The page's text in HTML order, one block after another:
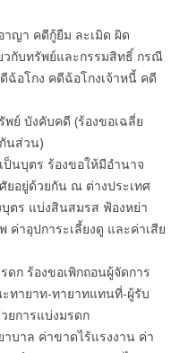
ญา คดีกู้ยืม ละเมิด ผิด
วกับทรัพย์และกรรมสิทธิ์ กรณี
อโกง คดีฉ้อโกงเจ้าหนี้ คดี
ย์ บังคับคดี (ร้องขอเฉลี่ย
นส่วน)
ป็นบุตร ร้องขอให้มีอำนาจ
ยอยู่ด้วยกัน ณ ต่างประเทศ
ตร แบ่งสินสมรส ฟ้องหย่า
ค่าอุปการะเลี้ยงดู และค่าเสีย
ดก ร้องขอเพิกถอนผู้จัดการ
ทายาท-ทายาทแทนที่-ผู้รับ
ยการแบ่งมรดก
าบาล ค่าขาดไร้แรงงาน ค่า